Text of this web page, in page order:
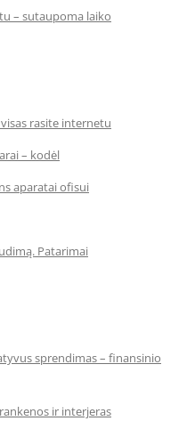
– sutaupoma laiko
rasite internetu
– kodėl
aparatai ofisui
Patarimai
sprendimas – finansinio
ir interjeras